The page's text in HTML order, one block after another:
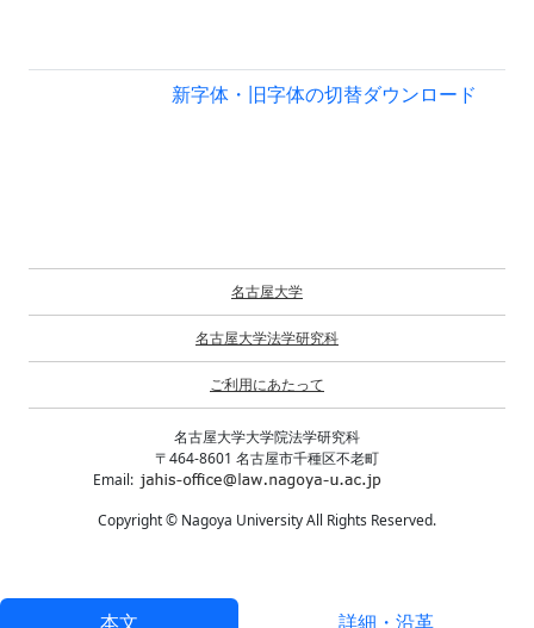
新字体・旧字体の切替ダウンロード
本文 詳細・沿革
名古屋大学
名古屋大学法学研究科
ご利用にあたって
名古屋大学大学院法学研究科
〒464-8601 名古屋市千種区不老町
Email:
Copyright © Nagoya University All Rights Reserved.